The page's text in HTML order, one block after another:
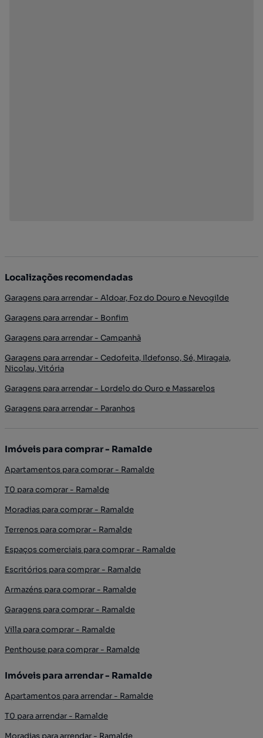
Localizações recomendadas
Garagens para arrendar - Aldoar, Foz do Douro e Nevogilde
Garagens para arrendar - Bonfim
Garagens para arrendar - Campanhã
Garagens para arrendar - Cedofeita, Ildefonso, Sé, Miragaia,
Nicolau, Vitória
Garagens para arrendar - Lordelo do Ouro e Massarelos
Garagens para arrendar - Paranhos
Imóveis para comprar - Ramalde
Apartamentos para comprar - Ramalde
T0 para comprar - Ramalde
Moradias para comprar - Ramalde
Terrenos para comprar - Ramalde
Espaços comerciais para comprar - Ramalde
Escritórios para comprar - Ramalde
Armazéns para comprar - Ramalde
Garagens para comprar - Ramalde
Villa para comprar - Ramalde
Penthouse para comprar - Ramalde
Imóveis para arrendar - Ramalde
Apartamentos para arrendar - Ramalde
T0 para arrendar - Ramalde
Moradias para arrendar - Ramalde